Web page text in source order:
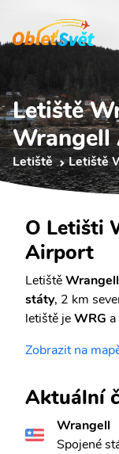
Letiště
Letiště Letiště
O Letišti
Airport
Letiště
státy, 2 km
letiště jeWRG
Zobrazit na
Aktuální
Wrangell
Spojené